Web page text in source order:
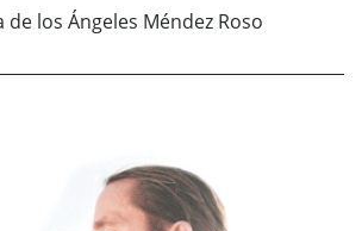
de los Ángeles Méndez Roso